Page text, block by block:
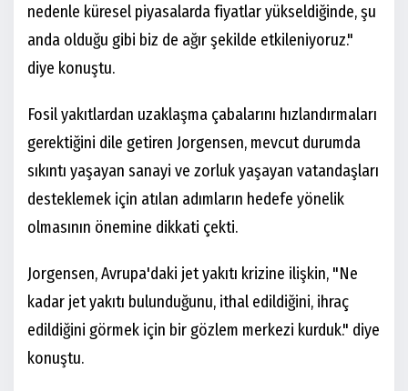
nedenle küresel piyasalarda fiyatlar yükseldiğinde, şu
anda olduğu gibi biz de ağır şekilde etkileniyoruz."
diye konuştu.
Fosil yakıtlardan uzaklaşma çabalarını hızlandırmaları
gerektiğini dile getiren Jorgensen, mevcut durumda
sıkıntı yaşayan sanayi ve zorluk yaşayan vatandaşları
desteklemek için atılan adımların hedefe yönelik
olmasının önemine dikkati çekti.
Jorgensen, Avrupa'daki jet yakıtı krizine ilişkin, "Ne
kadar jet yakıtı bulunduğunu, ithal edildiğini, ihraç
edildiğini görmek için bir gözlem merkezi kurduk." diye
konuştu.